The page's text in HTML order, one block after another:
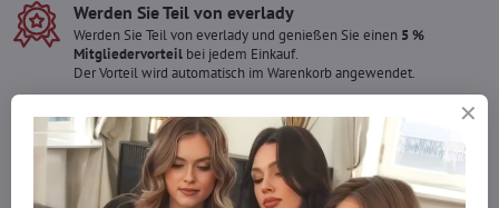
Werden Sie Teil von everlady
Werden Sie Teil von everlady und genießen Sie einen 5 %
Mitgliedervorteil bei jedem Einkauf.
Der Vorteil wird automatisch im Warenkorb angewendet.
Möchten Sie mehr bestellen ?
Zögern Sie nicht, uns zu kontaktieren, wir füllen die Ware für Sie